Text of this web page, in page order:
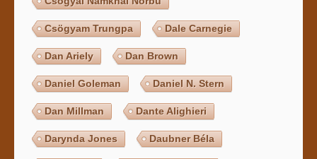
Csögyam Trungpa Dale Carnegie
Dan Ariely Dan Brown
Daniel Goleman Daniel N. Stern
Dan Millman Dante Alighieri
Darynda Jones Daubner Béla